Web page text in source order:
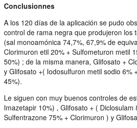
Conclusionnes
A los 120 días de la aplicación se pudo
control de rama negra que produjeron los
(sal monoamónica 74,7%, 67,9% de
Clorimuron etil 20% + Sulfometuron metil
50%) ; de la misma manera, Glifosato +
y Glifosato +( Iodosulfuron metil sodio 6%
45%).
Le siguen con muy buenos controles de
Imazetapir 10%) , Glifosato + ( Diclosulam
Sulfentrazone 75% + Clorimuron ) y